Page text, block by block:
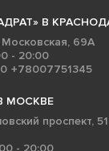
В
Московская, 69А
- 20:00
+78007751345
МОСКВЕ
проспект,
- 20:00